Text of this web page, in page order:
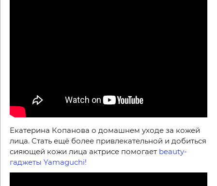
Екатерина Копанова о домашнем уходе за кожей
лица. Стать ещё более привлекательной и добиться
сияющей кожи лица актрисе помогает beauty-
гаджеты Yamaguchi!